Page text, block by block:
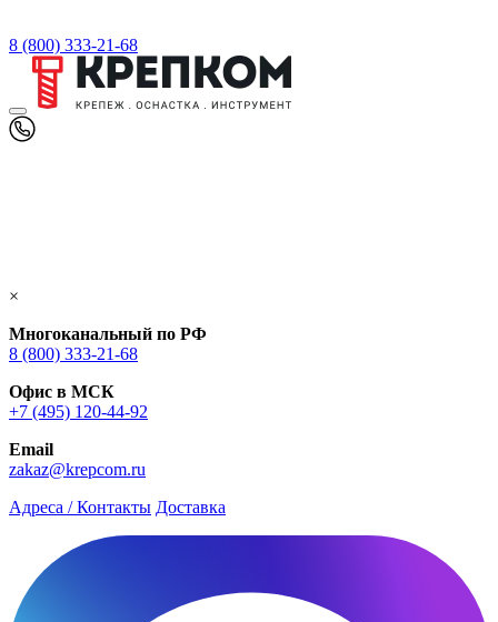
8 (800) 333-21-68
×
Многоканальный по РФ
8 (800) 333‑21-68
Офис в МСК
+7 (495) 120-44-92
Email
zakaz@krepcom.ru
Адреса / Контакты Доставка